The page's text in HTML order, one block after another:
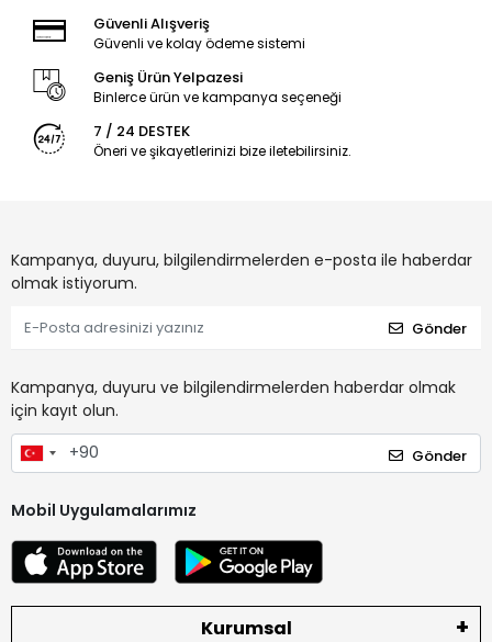
Güvenli Alışveriş
Güvenli ve kolay ödeme sistemi
Geniş Ürün Yelpazesi
Binlerce ürün ve kampanya seçeneği
7 / 24 DESTEK
Öneri ve şikayetlerinizi bize iletebilirsiniz.
Kampanya, duyuru, bilgilendirmelerden e-posta ile haberdar
olmak istiyorum.
Gönder
Kampanya, duyuru ve bilgilendirmelerden haberdar olmak
için kayıt olun.
Gönder
Mobil Uygulamalarımız
Kurumsal